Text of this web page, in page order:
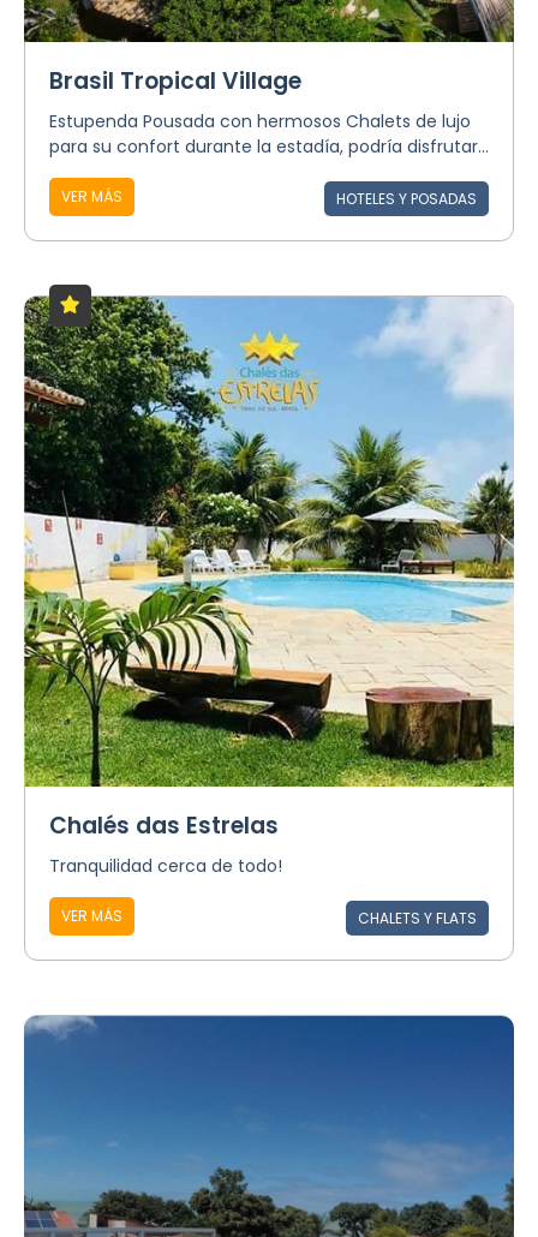
Brasil Tropical Village
Estupenda Pousada con hermosos Chalets de lujo
para su confort durante la estadía, podría disfrutar...
VER MÁS HOTELES Y POSADAS
Chalés das Estrelas
Tranquilidad cerca de todo!
VER MÁS CHALETS Y FLATS